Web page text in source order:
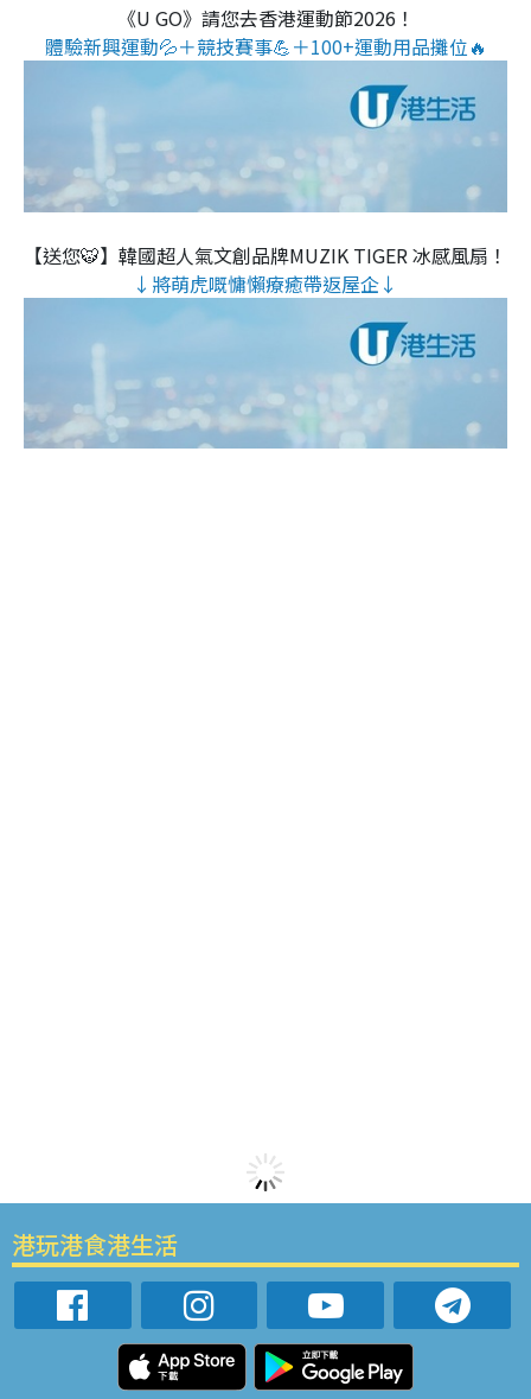
《U GO》請您去香港運動節2026！
體驗新興運動💦＋競技賽事💪＋100+運動用品攤位🔥
【送您🐯】韓國超人氣文創品牌MUZIK TIGER 冰感風扇！
↓將萌虎嘅慵懶療癒帶返屋企↓
港玩港食港生活